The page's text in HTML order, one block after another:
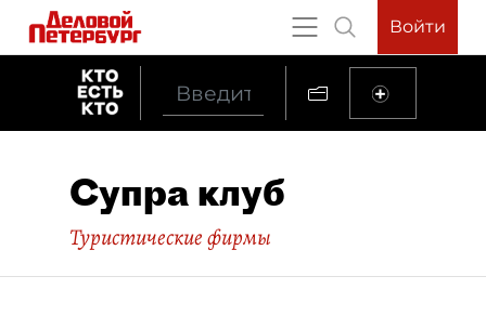
Войти
Супра клуб
Туристические фирмы